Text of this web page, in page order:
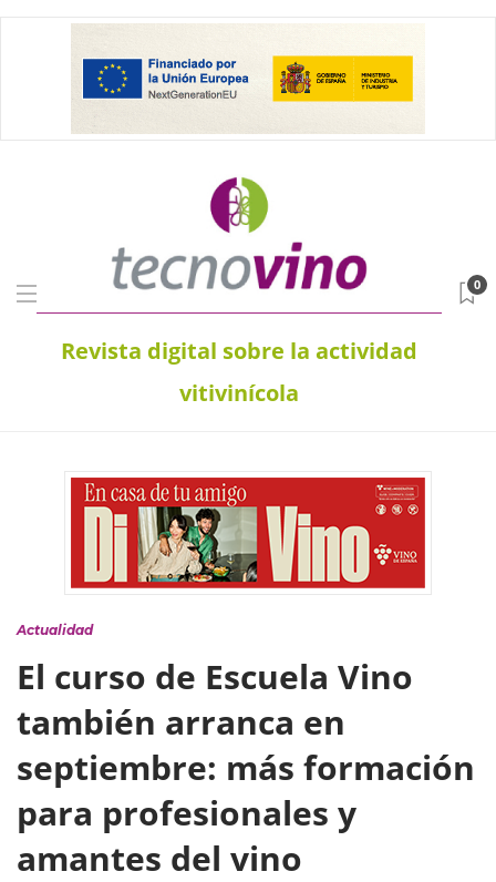
Revista digital sobre la actividad
vitivinícola
0
Actualidad
El curso de Escuela Vino
también arranca en
septiembre: más formación
para profesionales y
amantes del vino